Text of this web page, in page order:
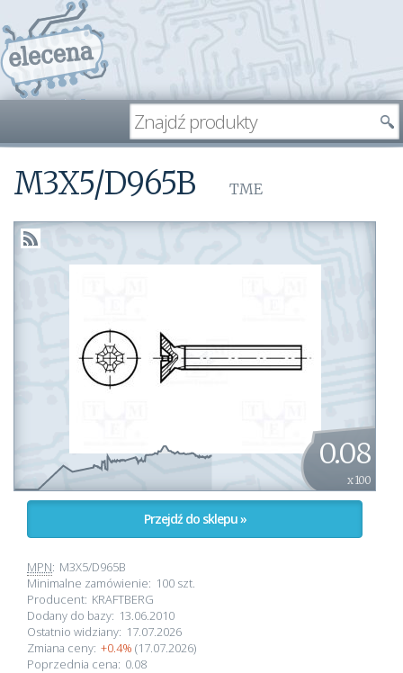
M3X5/D965B TME
0.08
x 100
Przejdź do sklepu »
MPN: M3X5/D965B
Minimalne zamówienie: 100 szt.
Producent: KRAFTBERG
Dodany do bazy: 13.06.2010
Ostatnio widziany: 17.07.2026
Zmiana ceny: +0.4% (17.07.2026)
Poprzednia cena: 0.08